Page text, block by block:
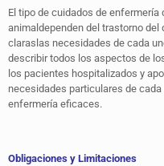
El tipo de cuidados de enfermería
animaldependen del trastorno
claraslas necesidades de cada
describir todos los aspectos de
los pacientes hospitalizados y
necesidades particulares de
enfermería eficaces.
Obligaciones y Limitaciones